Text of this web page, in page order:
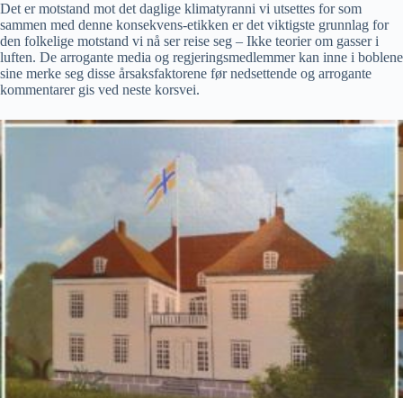
Det er motstand mot det daglige klimatyranni vi utsettes for som
sammen med denne konsekvens-etikken er det viktigste grunnlag for
den folkelige motstand vi nå ser reise seg – Ikke teorier om gasser i
luften. De arrogante media og regjeringsmedlemmer kan inne i boblene
sine merke seg disse årsaksfaktorene før nedsettende og arrogante
kommentarer gis ved neste korsvei.